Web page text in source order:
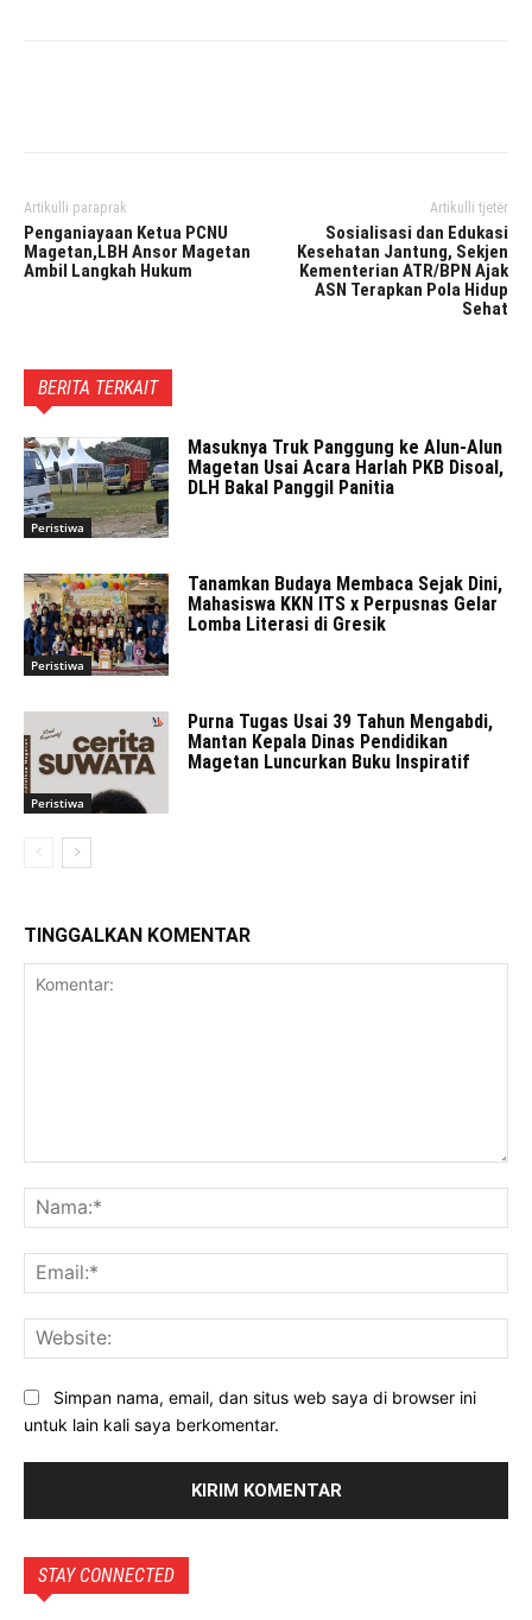
Artikulli paraprak
Penganiayaan Ketua PCNU
Magetan,LBH Ansor Magetan
Ambil Langkah Hukum
Artikulli tjetër
Sosialisasi dan Edukasi
Kesehatan Jantung, Sekjen
Kementerian ATR/BPN Ajak
ASN Terapkan Pola Hidup
Sehat
BERITA TERKAIT
Peristiwa
Masuknya Truk Panggung ke Alun-Alun
Magetan Usai Acara Harlah PKB Disoal,
DLH Bakal Panggil Panitia
Peristiwa
Tanamkan Budaya Membaca Sejak Dini,
Mahasiswa KKN ITS x Perpusnas Gelar
Lomba Literasi di Gresik
Peristiwa
Purna Tugas Usai 39 Tahun Mengabdi,
Mantan Kepala Dinas Pendidikan
Magetan Luncurkan Buku Inspiratif
TINGGALKAN KOMENTAR
Simpan nama, email, dan situs web saya di browser ini
untuk lain kali saya berkomentar.
STAY CONNECTED